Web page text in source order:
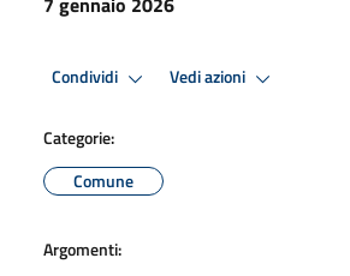
Condividi Vedi azioni
Categorie:
Comune
Argomenti: